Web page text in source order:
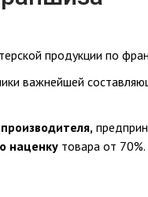
продукции по
важнейшей
наценкутовара от 70%.